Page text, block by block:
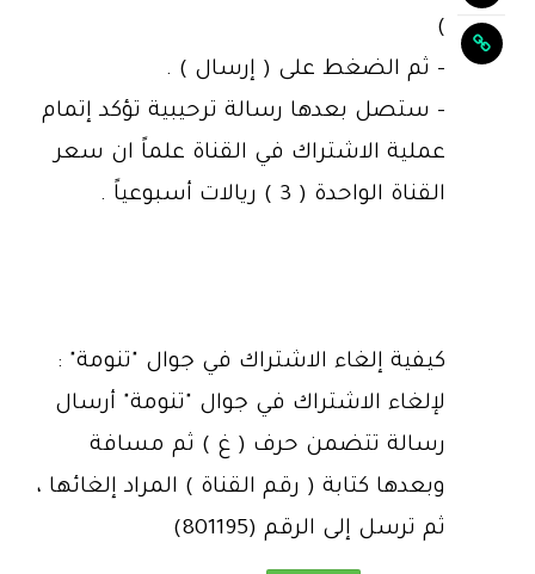
)
- ثم الضغط على ( إرسال ) .
- ستصل بعدها رسالة ترحيبية تؤكد إتمام
عملية الاشتراك في القناة علماً ان سعر
القناة الواحدة ( 3 ) ريالات أسبوعياً .
كيفية إلغاء الاشتراك في جوال "تنومة" :
لإلغاء الاشتراك في جوال "تنومة" أرسال
رسالة تتضمن حرف ( غ ) ثم مسافة
وبعدها كتابة ( رقم القناة ) المراد إلغائها ،
ثم ترسل إلى الرقم (801195)